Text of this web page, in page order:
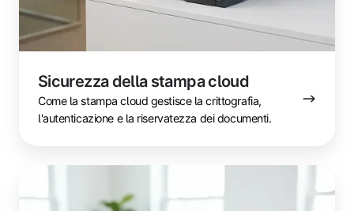
Sicurezza della stampa cloud
Come la stampa cloud gestisce la crittografia,
l'autenticazione e la riservatezza dei documenti.
sulla